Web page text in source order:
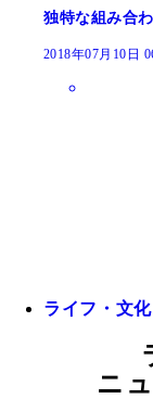
独特な組み合
2018年07月10日
ライフ・文
ニ